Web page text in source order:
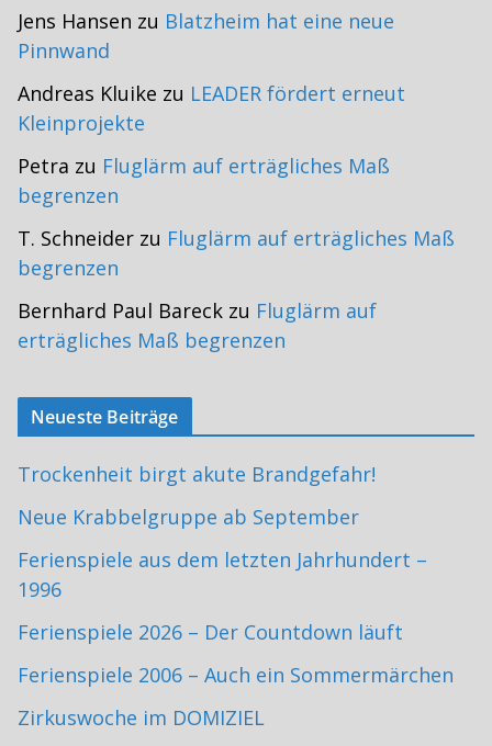
Jens Hansen zu Blatzheim hat eine neue
Pinnwand
Andreas Kluike zu LEADER fördert erneut
Kleinprojekte
Petra zu Fluglärm auf erträgliches Maß
begrenzen
T. Schneider zu Fluglärm auf erträgliches Maß
begrenzen
Bernhard Paul Bareck zu Fluglärm auf
erträgliches Maß begrenzen
Neueste Beiträge
Trockenheit birgt akute Brandgefahr!
Neue Krabbelgruppe ab September
Ferienspiele aus dem letzten Jahrhundert –
1996
Ferienspiele 2026 – Der Countdown läuft
Ferienspiele 2006 – Auch ein Sommermärchen
Zirkuswoche im DOMIZIEL